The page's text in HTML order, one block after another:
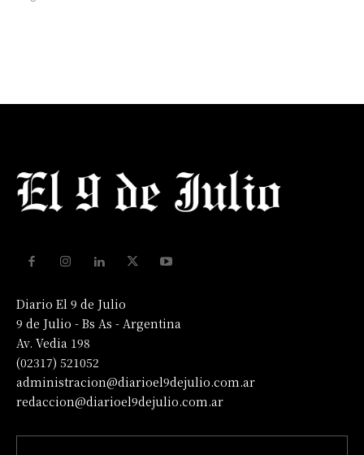
Diario El 9 de Julio
9 de Julio - Bs As - Argentina
Av. Vedia 198
(02317) 521052
administracion@diarioel9dejulio.com.ar
redaccion@diarioel9dejulio.com.ar